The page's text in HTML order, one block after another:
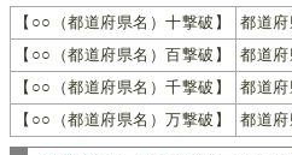
【○○（都道府県名）十撃破】
都道
【○○（都道府県名）百撃破】
都道
【○○（都道府県名）千撃破】
都道
【○○（都道府県名）万撃破】
都道